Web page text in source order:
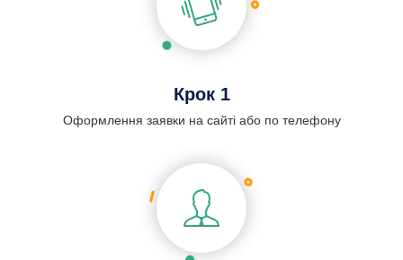
Крок 1
Оформлення заявки на сайті або по телефону